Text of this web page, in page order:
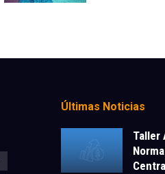
Últimas Noticias
Taller